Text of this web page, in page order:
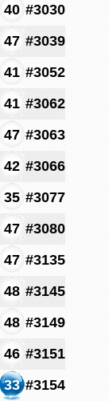
40 #3030
47 #3039
41 #3052
41 #3062
47 #3063
42 #3066
35 #3077
47 #3080
47 #3135
48 #3145
48 #3149
46 #3151
33 #3154